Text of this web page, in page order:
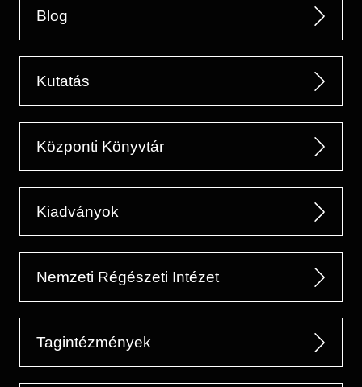
Blog
Kutatás
Központi Könyvtár
Kiadványok
Nemzeti Régészeti Intézet
Tagintézmények